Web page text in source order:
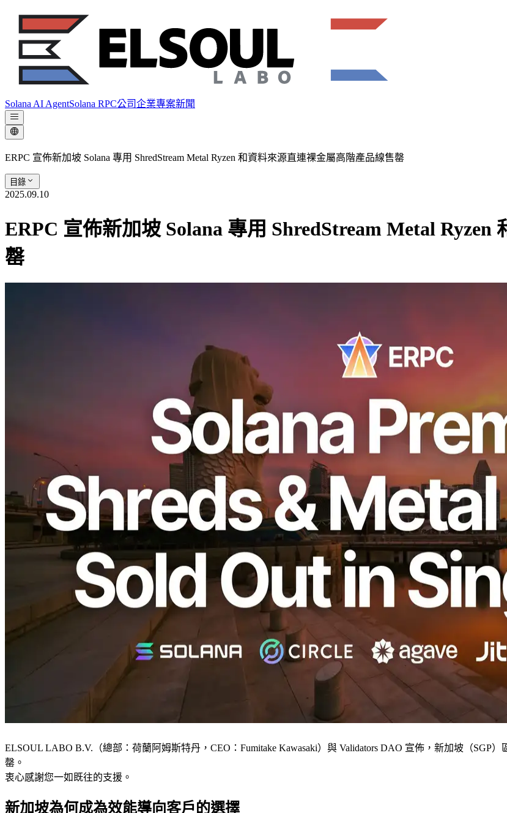
Solana AI AgentSolana RPC公司企業專案新聞
ERPC 宣佈新加坡 Solana 專用 ShredStream Metal Ryzen 和資料來源直連裸金屬高階產品線售罄
目錄
2025.09.10
ERPC 宣佈新加坡 Solana 專用 ShredStream Metal
罄
ELSOUL LABO B.V.（總部：荷蘭阿姆斯特丹，CEO：Fumitake Kawasaki）與 Validators DAO 宣佈，新加坡（SGP）
罄。
衷心感謝您一如既往的支援。
新加坡為何成為效能導向客戶的選擇